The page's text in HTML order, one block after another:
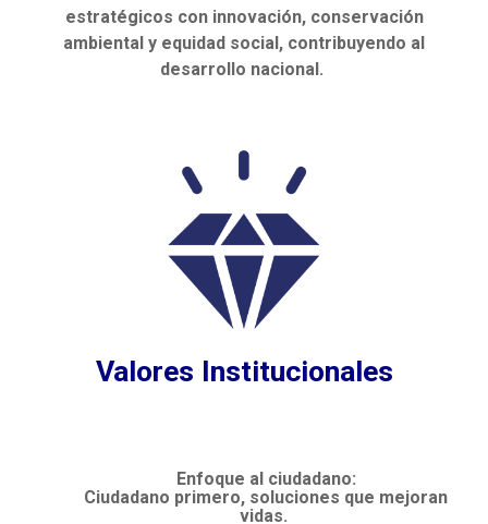
estratégicos con innovación, conservación
ambiental y equidad social, contribuyendo al
desarrollo nacional.
Valores Institucionales
Enfoque al ciudadano:
Ciudadano primero, soluciones que mejoran
vidas.